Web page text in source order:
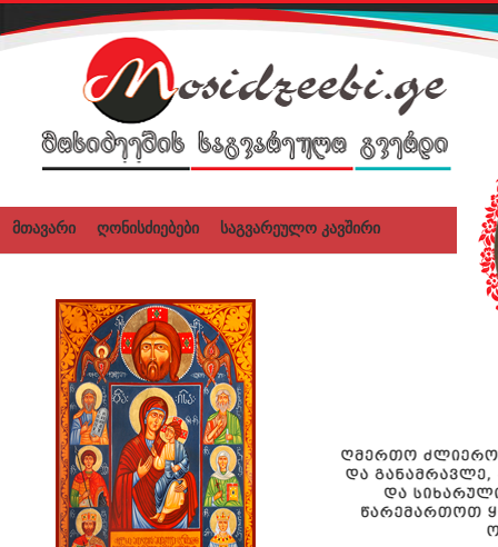
მთავარი ღონისძიებები საგვარეულო კავშირი